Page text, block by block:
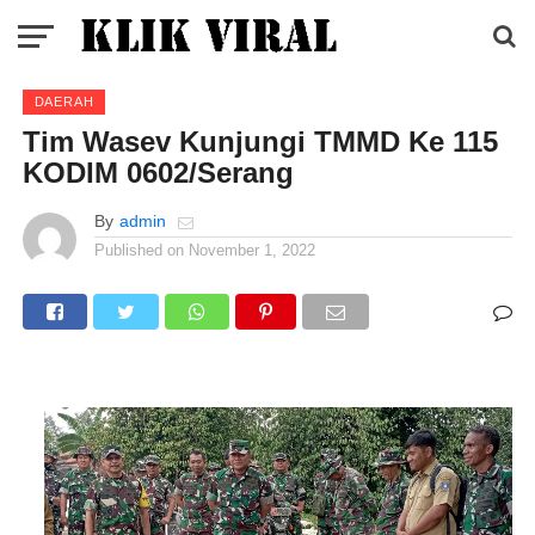
DAERAH
Tim Wasev Kunjungi TMMD Ke 115
KODIM 0602/Serang
By admin
Published on November 1, 2022